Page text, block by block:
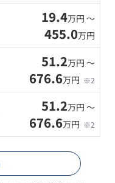
19.4万円 〜
455.0万円
51.2万円 〜
676.6万円 ※2
51.2万円 〜
676.6万円 ※2